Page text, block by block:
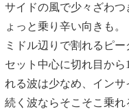
サイドの風で少々ざわ
ょっと乗り辛い向きも。
ミドル辺りで割れるピ
セット中心に切れ目か
れる波は少なめ、イン
続く波ならそこそこ乗れ